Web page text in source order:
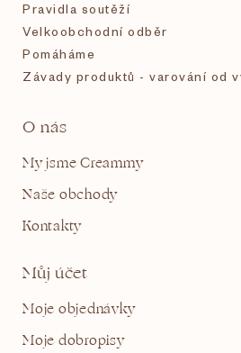
Pravidla soutěží
Velkoobchodní odběr
Pomáháme
Závady produktů - varování od
O nás
My jsme Creammy
Naše obchody
Kontakty
Můj účet
Moje objednávky
Moje dobropisy